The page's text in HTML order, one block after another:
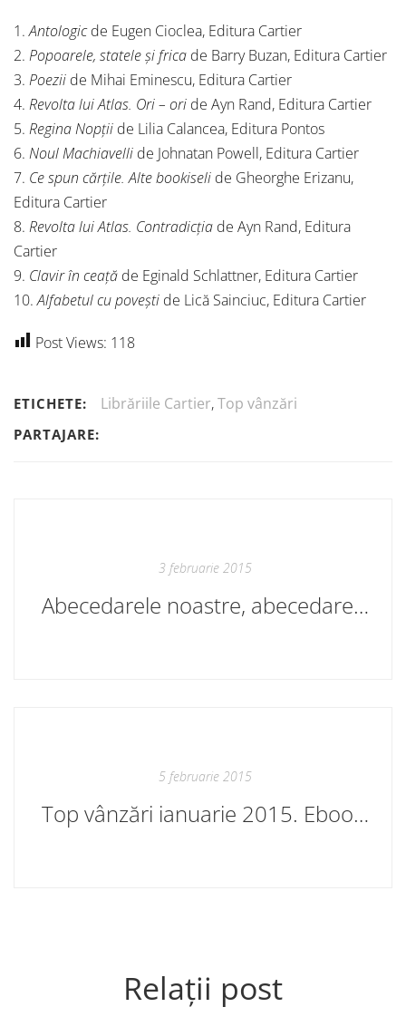
1.Antologicde Eugen Cioclea, Editura Cartier
2. Popoarele, statele și frica de Barry Buzan, Editura Cartier
3. Poezii de Mihai Eminescu, Editura Cartier
4. Revolta lui Atlas. Ori – ori de Ayn Rand, Editura Cartier
5. Regina Nopții de Lilia Calancea, Editura Pontos
6. Noul Machiavelli de Johnatan Powell, Editura Cartier
7. Ce spun cărțile. Alte bookiseli de Gheorghe Erizanu,
Editura Cartier
8. Revolta lui Atlas. Contradicția de Ayn Rand, Editura
Cartier
9. Clavir în ceață de Eginald Schlattner, Editura Cartier
10.Alfabetul cu povești de Lică Sainciuc, Editura Cartier
Post Views: 118
ETICHETE: Librăriile Cartier,Top vânzări
PARTAJARE:
3 februarie 2015
Abecedarele noastre, abecedarele lor
5 februarie 2015
Top vânzări ianuarie 2015. Ebook Cartier
Relații post